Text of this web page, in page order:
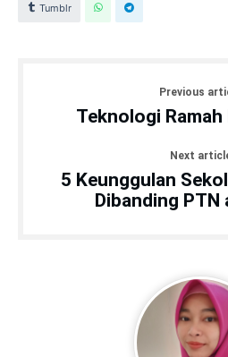
Tumblr
Previous
Teknologi
Next
5 Keunggulan
Dibanding PTN